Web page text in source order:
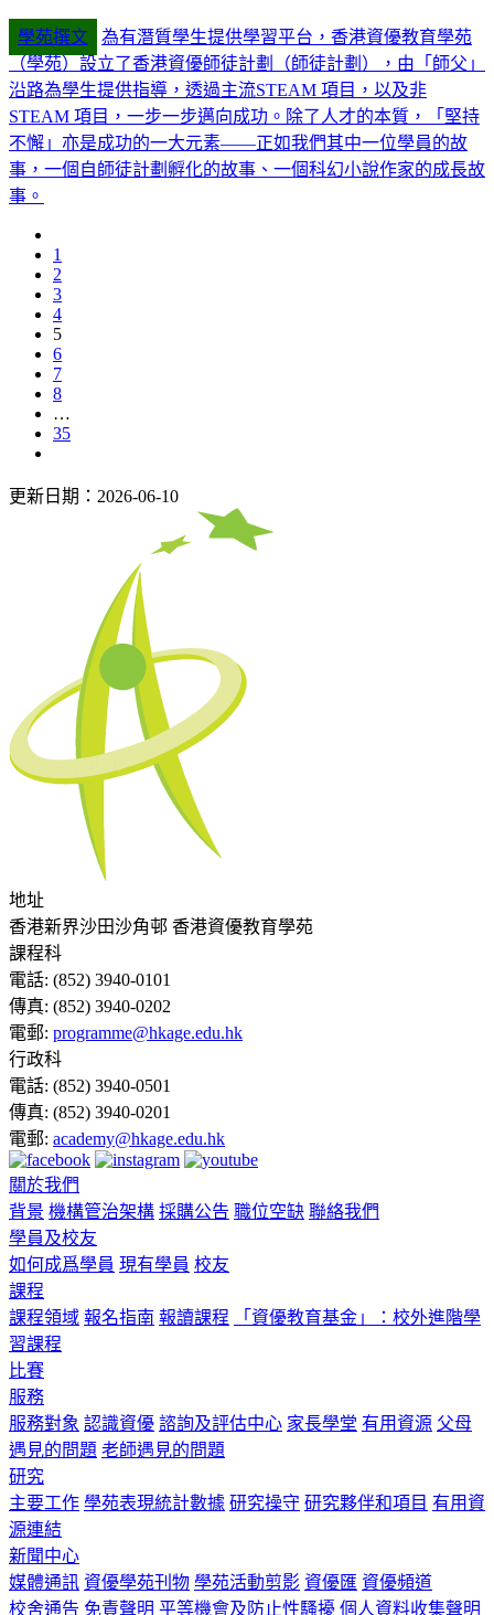
學苑撰文
為有潛質學生提供學習平台，香港資優教育學苑
（學苑）設立了香港資優師徒計劃（師徒計劃），由「師父」
沿路為學生提供指導，透過主流STEAM 項目，以及非
STEAM 項目，一步一步邁向成功。除了人才的本質，「堅持
不懈」亦是成功的一大元素——正如我們其中一位學員的故
事，一個自師徒計劃孵化的故事、一個科幻小說作家的成長故
事。
1
2
3
4
5
6
7
8
…
35
更新日期：2026-06-10
地址
香港新界沙田沙角邨 香港資優教育學苑
課程科
電話: (852) 3940-0101
傳真: (852) 3940-0202
電郵: programme@hkage.edu.hk
行政科
電話: (852) 3940-0501
傳真: (852) 3940-0201
電郵: academy@hkage.edu.hk
關於我們
背景 機構管治架構 採購公告 職位空缺 聯絡我們
學員及校友
如何成爲學員 現有學員 校友
課程
課程領域 報名指南 報讀課程
「資優教育基金」：校外進階學
習課程
比賽
服務
服務對象 認識資優 諮詢及評估中心 家長學堂 有用資源 父母
遇見的問題 老師遇見的問題
研究
主要工作 學苑表現統計數據 研究操守 研究夥伴和項目 有用資
源連結
新聞中心
媒體通訊 資優學苑刊物 學苑活動剪影 資優匯 資優頻道
校舍通告 免責聲明 平等機會及防止性騷擾 個人資料收集聲明